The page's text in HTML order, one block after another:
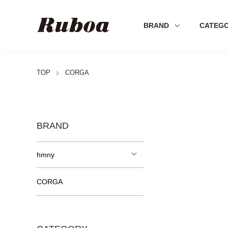
BRAND
TOP CORGA
BRAND
hmny
CORGA